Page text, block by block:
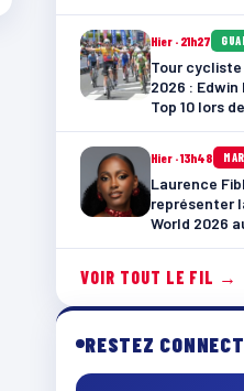
Hier · 21h27
Tour cycliste
2026 :
Top 10 lors
Hier · 13h48
Laurence
représenter
World 2026
VOIR TOUT LE FIL →
RESTEZ